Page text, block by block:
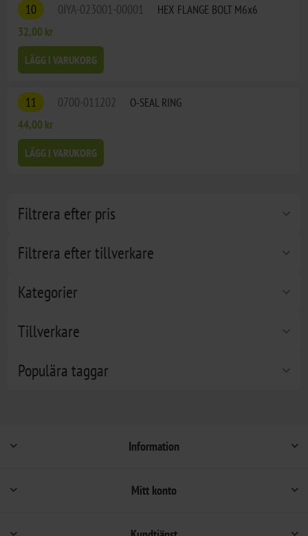
Filtrera efter pris
Filtrera efter tillverkare
Kategorier
Tillverkare
Populära taggar
10 0JYA-023001-00001
HEX FLANGE BOLT M6x6
32,00 kr
LÄGG I VARUKORG
11 0700-011202
O-SEAL RING
44,00 kr
LÄGG I VARUKORG
Information
Mitt konto